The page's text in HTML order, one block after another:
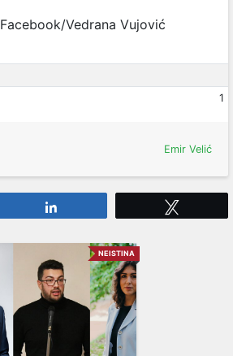
Facebook/Vedrana Vujović
1
Emir Velić
NEISTINA